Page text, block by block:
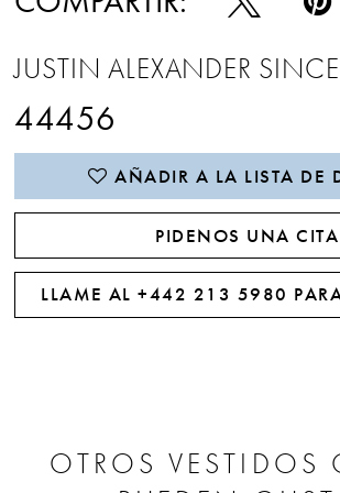
JUSTIN ALEXANDER
44456
AÑADIR A LA LISTA DE
PIDENOS UNA CITA
OTROS VESTIDOS